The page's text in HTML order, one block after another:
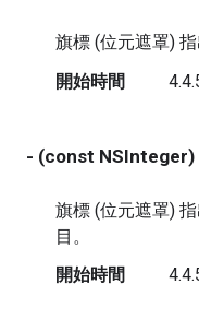
旗標 (位元遮罩)
開始時間
- (const NSInteger)
旗標 (位元遮罩)
目。
開始時間